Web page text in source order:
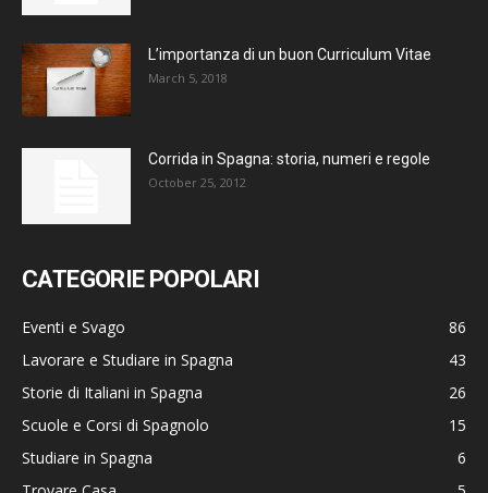
L’importanza di un buon Curriculum Vitae
March 5, 2018
Corrida in Spagna: storia, numeri e regole
October 25, 2012
CATEGORIE POPOLARI
Eventi e Svago
86
Lavorare e Studiare in Spagna
43
Storie di Italiani in Spagna
26
Scuole e Corsi di Spagnolo
15
Studiare in Spagna
6